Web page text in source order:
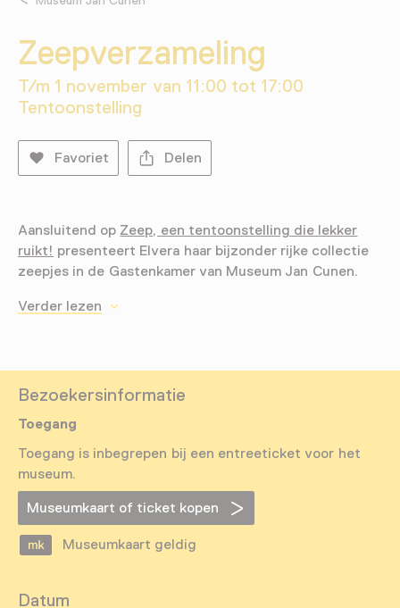
Zeepverzameling
T/m 1 november van 11:00 tot 17:00
Tentoonstelling
Favoriet Delen
Aansluitend op Zeep, een tentoonstelling die lekker
ruikt! presenteert Elvera haar bijzonder rijke collectie
zeepjes in de Gastenkamer van Museum Jan Cunen.
Verder lezen
Bezoekersinformatie
Toegang
Toegang is inbegrepen bij een entreeticket voor het
museum.
Museumkaart of ticket kopen
Museumkaart geldig
Datum